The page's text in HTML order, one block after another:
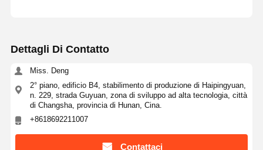
Dettagli Di Contatto
Miss. Deng
2° piano, edificio B4, stabilimento di produzione di Haipingyuan,
n. 229, strada Guyuan, zona di sviluppo ad alta tecnologia, città
di Changsha, provincia di Hunan, Cina.
+8618692211007
Contattaci